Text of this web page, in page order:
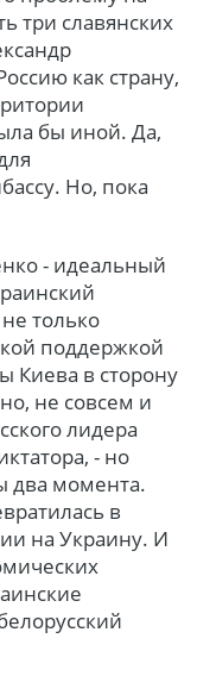
три славянских
как страну,
бы иной. Да,
Но, пока
- идеальный
только
поддержкой
Киева в сторону
не совсем и
лидера
- но
два момента.
в
на Украину. И